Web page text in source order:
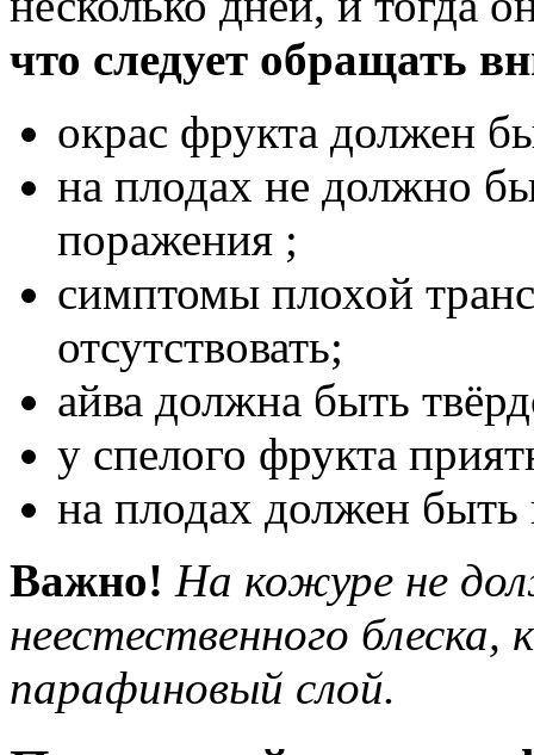
что следует обращать
окрас фрукта должен
на плодах не должно
поражения ;
симптомы плохой
отсутствовать;
айва должна быть
у спелого фрукта
на плодах должен
Важно! На кожуре не
неестественного
парафиновый слой.